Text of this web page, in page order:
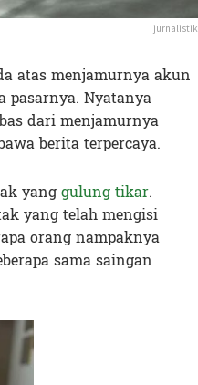
jurnalistik
atas menjamurnya akun
pasarnya. Nyatanya
dari menjamurnya
berita terpercaya.
yanggulung tikar.
yang telah mengisi
orang nampaknya
sama saingan